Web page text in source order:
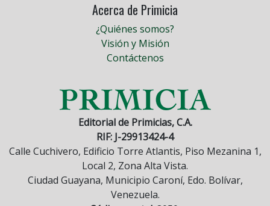
Acerca de Primicia
¿Quiénes somos?
Visión y Misión
Contáctenos
Editorial de Primicias, C.A.
RIF: J-29913424-4
Calle Cuchivero, Edificio Torre Atlantis, Piso Mezanina 1,
Local 2, Zona Alta Vista.
Ciudad Guayana, Municipio Caroní, Edo. Bolívar,
Venezuela.